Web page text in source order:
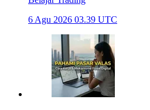
6 Agu 2026 03.39 UTC